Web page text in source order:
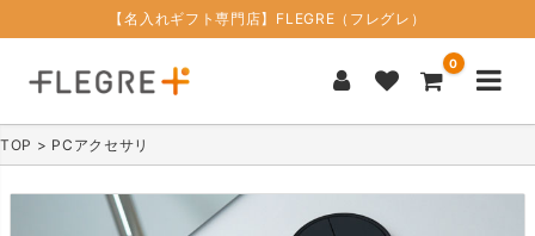
【名入れギフト専門店】FLEGRE（フレグレ）
0
TOP PCアクセサリ